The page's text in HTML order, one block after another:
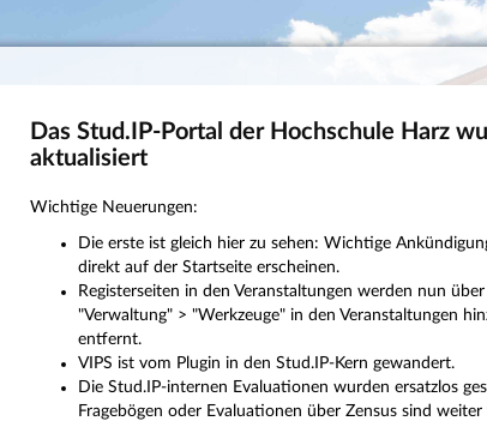
Das Stud.IP-Portal der Hochschule Harz
aktualisiert
Wichtige Neuerungen:
Die erste ist gleich hier zu sehen: Wichtige
direkt auf der Startseite erscheinen.
Registerseiten in den Veranstaltungen werden nun
"Verwaltung" > "Werkzeuge" in den Veranstaltungen
entfernt.
VIPS ist vom Plugin in den Stud.IP-Kern gewandert.
Die Stud.IP-internen Evaluationen wurden ersatzlos
Fragebögen oder Evaluationen über Zensus sind weiter